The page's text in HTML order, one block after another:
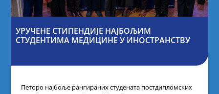
УРУЧЕНЕ СТИПЕНДИЈЕ НАЈБОЉИМ
СТУДЕНТИМА МЕДИЦИНЕ У ИНОСТРАНСТВУ
Петоро најбоље рангираних студената постдипломских